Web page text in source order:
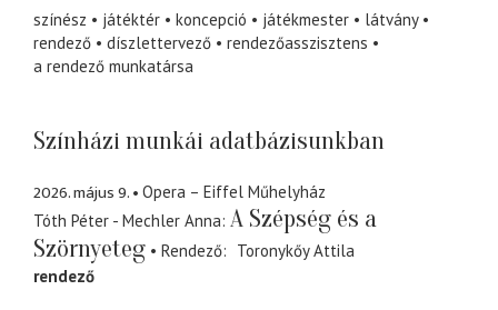
színész játéktér koncepció játékmester
látvány
rendező
díszlettervező
rendezőasszisztens
a rendező munkatársa
Színházi munkái adatbázisunkban
2026. május 9.
Opera – Eiffel Műhelyház
Tóth Péter - Mechler Anna A Szépség és a
Szörnyeteg
Rendező
Toronykőy Attila
rendező